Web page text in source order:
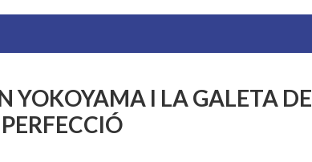
YOKOYAMA I LA GALETA DE